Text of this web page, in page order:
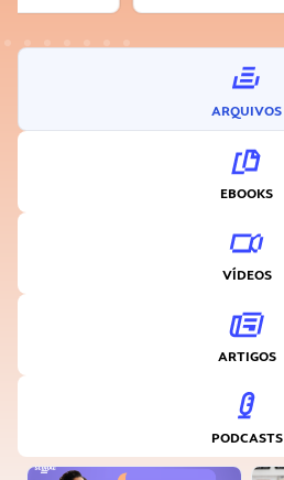
ARQUIVOS
EBOOKS
VÍDEOS
ARTIGOS
PODCASTS